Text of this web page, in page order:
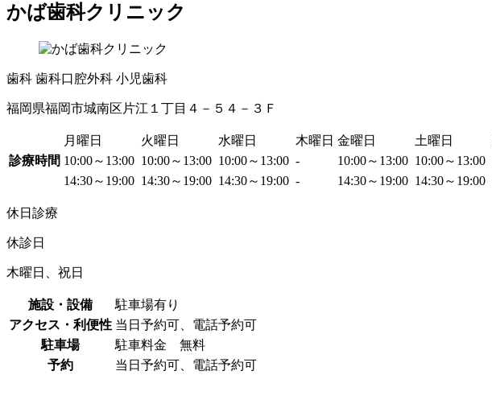
かば歯科クリニック
歯科 歯科口腔外科 小児歯科
福岡県福岡市城南区片江１丁目４－５４－３Ｆ
月曜日 火曜日 水曜日 木曜日 金曜日 土曜日
診療時間 10:00～13:00 10:00～13:00 10:00～13:00 - 10:00～13:00 10:00～13:00
14:30～19:00 14:30～19:00 14:30～19:00 - 14:30～19:00 14:30～19:00
休日診療
休診日
木曜日、祝日
施設・設備
駐車場有り
アクセス・利便性 当日予約可、電話予約可
駐車場
駐車料金 無料
予約
当日予約可、電話予約可